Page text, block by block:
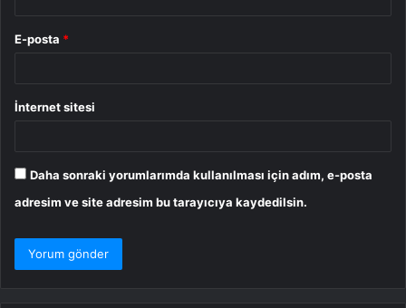
E-posta *
İnternet sitesi
Daha sonraki yorumlarımda kullanılması için adım, e-posta
adresim ve site adresim bu tarayıcıya kaydedilsin.